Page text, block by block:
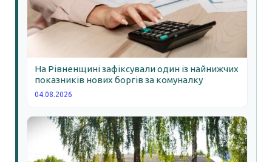
На Рівненщині зафіксували один із найнижчих
показників нових боргів за комуналку
04.08.2026